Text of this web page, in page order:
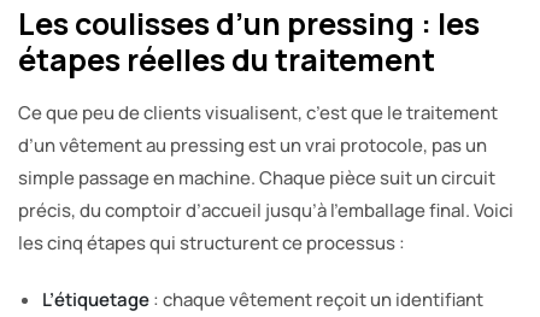
Les coulisses d’un pressing : les
étapes réelles du traitement
Ce que peu de clients visualisent, c’est que le traitement
d’un vêtement au pressing est un vrai protocole, pas un
simple passage en machine. Chaque pièce suit un circuit
précis, du comptoir d’accueil jusqu’à l’emballage final. Voici
les cinq étapes qui structurent ce processus :
L’étiquetage: chaque vêtement reçoit un identifiant